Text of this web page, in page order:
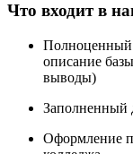
Что входит в
Полноценный
описание
выводы)
Заполненный
Оформление